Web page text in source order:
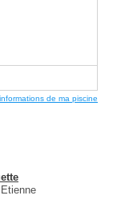
de ma piscine